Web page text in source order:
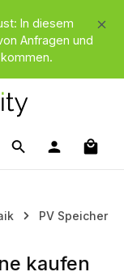
In diesem
Anfragen und
PV Speicher
kaufen